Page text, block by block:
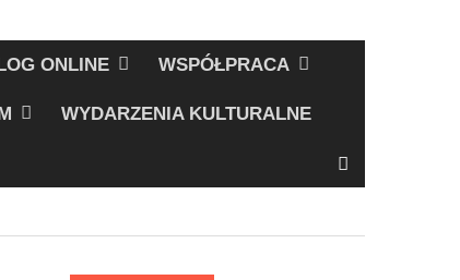
ONLINE WSPÓŁPRACA
WYDARZENIA KULTURALNE